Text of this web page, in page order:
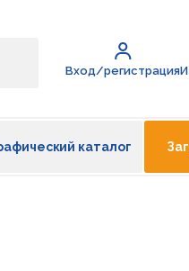
Вход/регистрация
каталог